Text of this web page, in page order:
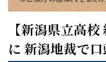
【新潟県立高
に 新潟地裁で